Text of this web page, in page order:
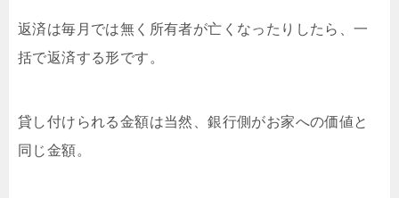
返済は毎月では無く所有者が亡くなったりしたら、一
括で返済する形です。
貸し付けられる金額は当然、銀行側がお家への価値と
同じ金額。